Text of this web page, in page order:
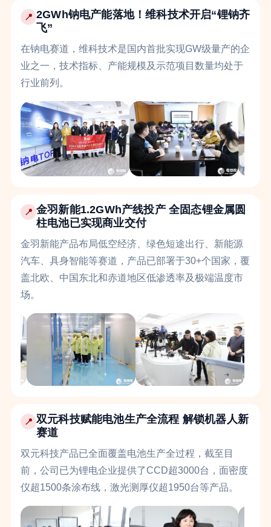
📍 2GWh钠电产能落地！维科技术开启“锂钠齐
飞”
在钠电赛道，维科技术是国内首批实现GW级量产的企
业之一，技术指标、产能规模及示范项目数量均处于
行业前列。
📍 金羽新能1.2GWh产线投产 全固态锂金属圆
柱电池已实现商业交付
金羽新能产品布局低空经济、绿色短途出行、新能源
汽车、具身智能等赛道，产品已部署于30+个国家，覆
盖北欧、中国东北和赤道地区低渗透率及极端温度市
场。
📍 双元科技赋能电池生产全流程 解锁机器人新
赛道
双元科技产品已全面覆盖电池生产全过程，截至目
前，公司已为锂电企业提供了CCD超3000台，面密度
仪超1500条涂布线，激光测厚仪超1950台等产品。